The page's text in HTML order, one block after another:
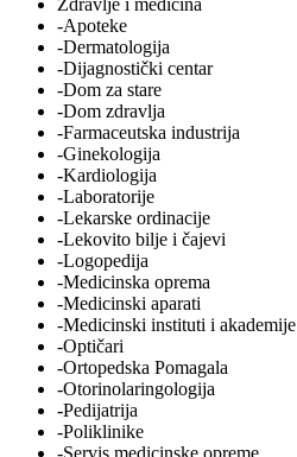
Zdravlje i medicina
-Apoteke
-Dermatologija
-Dijagnostički centar
-Dom za stare
-Dom zdravlja
-Farmaceutska industrija
-Ginekologija
-Kardiologija
-Laboratorije
-Lekarske ordinacije
-Lekovito bilje i čajevi
-Logopedija
-Medicinska oprema
-Medicinski aparati
-Medicinski instituti i akademije
-Optičari
-Ortopedska Pomagala
-Otorinolaringologija
-Pedijatrija
-Poliklinike
-Servis medicinske opreme